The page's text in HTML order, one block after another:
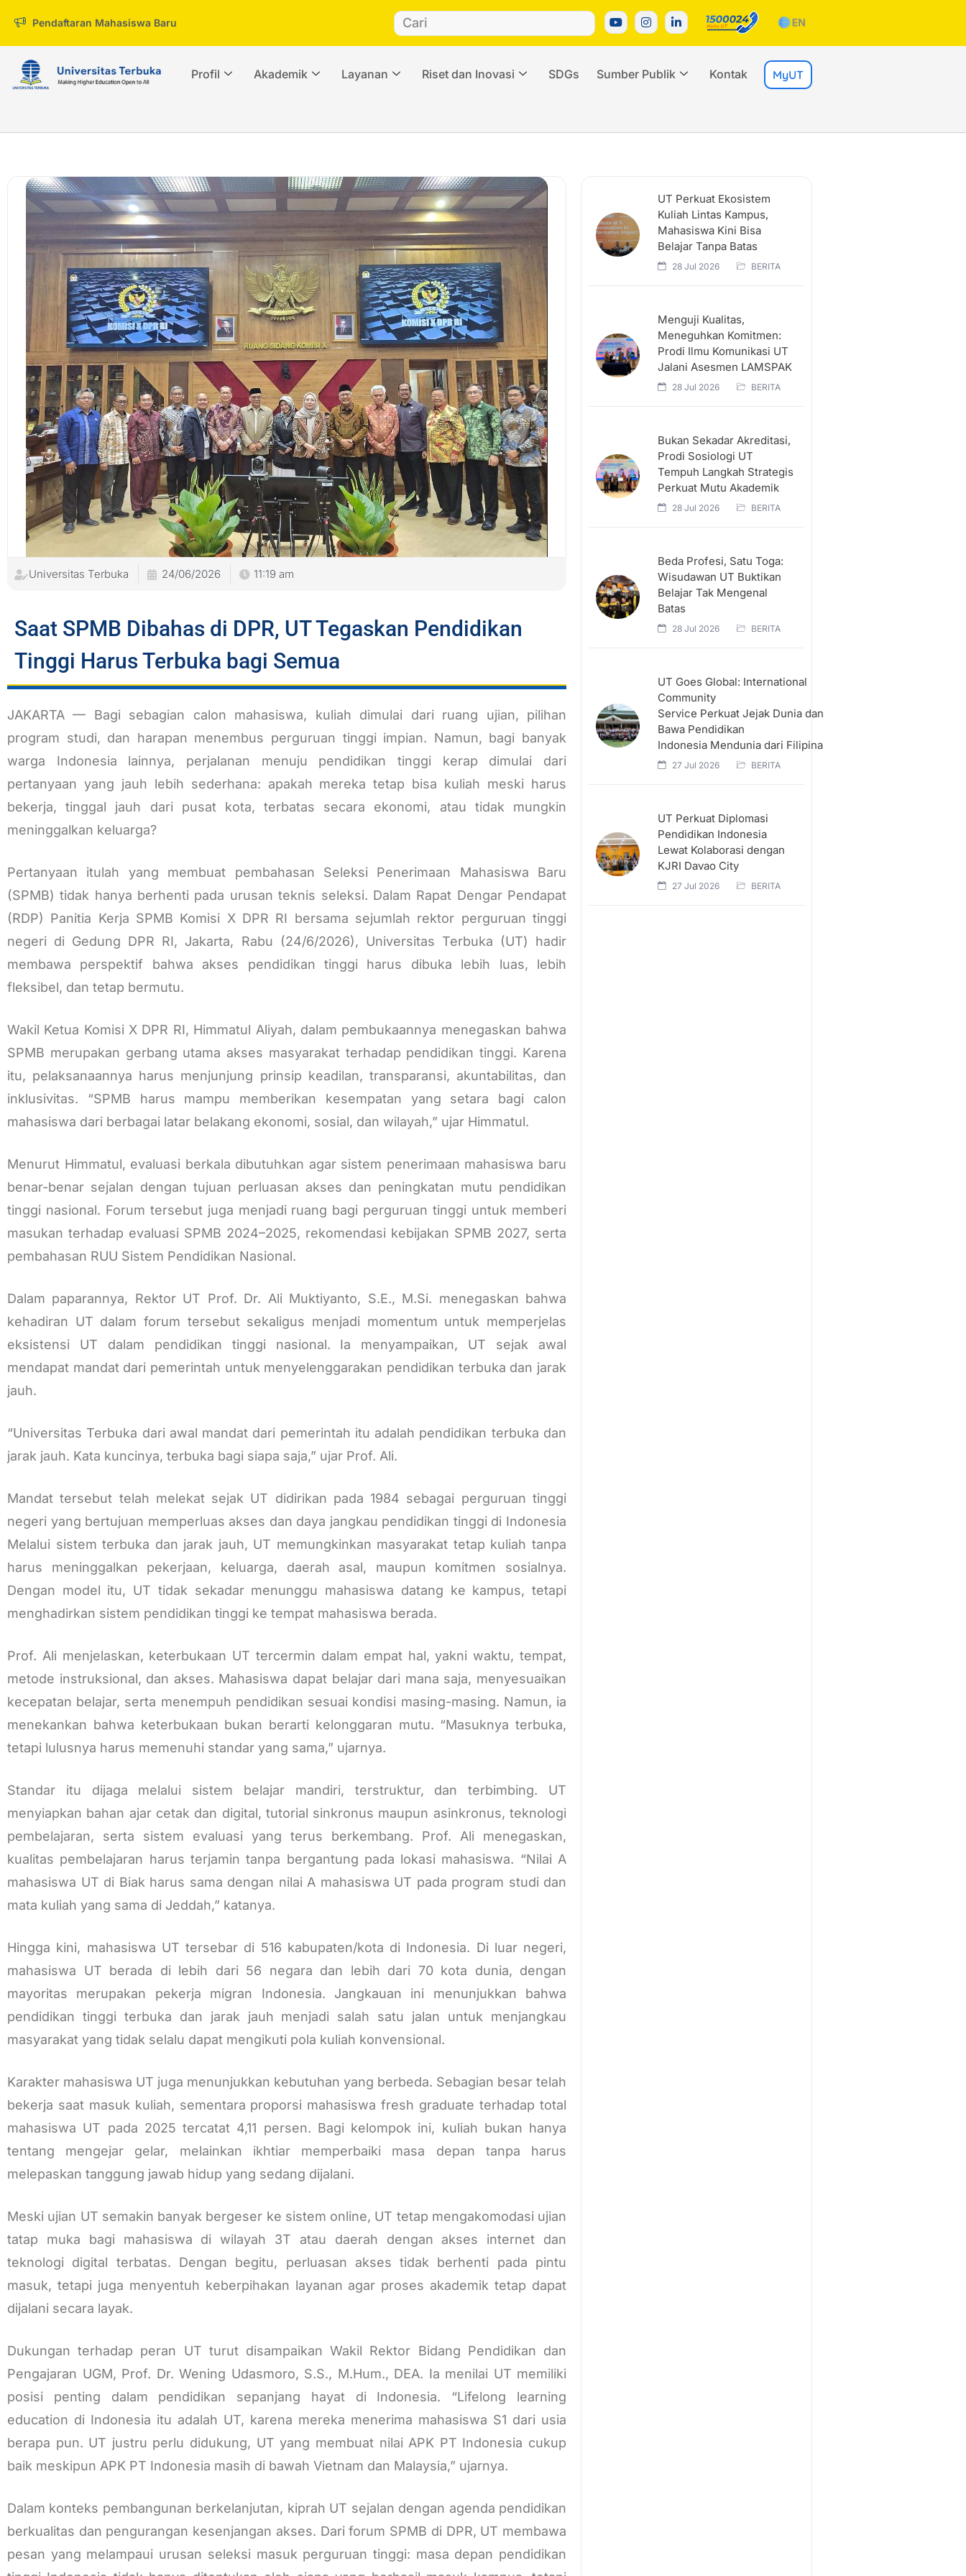
Pendaftaran Mahasiswa Baru
Profil Akademik Layanan Riset dan Inovasi SDGs Sumber Publik Kontak MyUT
Universitas Terbuka 24/06/2026 11:19 am
Saat SPMB Dibahas di DPR, UT Tegaskan Pendidikan
Tinggi Harus Terbuka bagi Semua
JAKARTA — Bagi sebagian calon mahasiswa, kuliah dimulai dari ruang ujian, pilihan
program studi, dan harapan menembus perguruan tinggi impian. Namun, bagi banyak
warga Indonesia lainnya, perjalanan menuju pendidikan tinggi kerap dimulai dari
pertanyaan yang jauh lebih sederhana: apakah mereka tetap bisa kuliah meski harus
bekerja, tinggal jauh dari pusat kota, terbatas secara ekonomi, atau tidak mungkin
meninggalkan keluarga?
Pertanyaan itulah yang membuat pembahasan Seleksi Penerimaan Mahasiswa Baru
(SPMB) tidak hanya berhenti pada urusan teknis seleksi. Dalam Rapat Dengar Pendapat
(RDP) Panitia Kerja SPMB Komisi X DPR RI bersama sejumlah rektor perguruan tinggi
negeri di Gedung DPR RI, Jakarta, Rabu (24/6/2026), Universitas Terbuka (UT) hadir
membawa perspektif bahwa akses pendidikan tinggi harus dibuka lebih luas, lebih
fleksibel, dan tetap bermutu.
Wakil Ketua Komisi X DPR RI, Himmatul Aliyah, dalam pembukaannya menegaskan bahwa
SPMB merupakan gerbang utama akses masyarakat terhadap pendidikan tinggi. Karena
itu, pelaksanaannya harus menjunjung prinsip keadilan, transparansi, akuntabilitas, dan
inklusivitas. “SPMB harus mampu memberikan kesempatan yang setara bagi calon
mahasiswa dari berbagai latar belakang ekonomi, sosial, dan wilayah,” ujar Himmatul.
Menurut Himmatul, evaluasi berkala dibutuhkan agar sistem penerimaan mahasiswa baru
benar-benar sejalan dengan tujuan perluasan akses dan peningkatan mutu pendidikan
tinggi nasional. Forum tersebut juga menjadi ruang bagi perguruan tinggi untuk memberi
masukan terhadap evaluasi SPMB 2024–2025, rekomendasi kebijakan SPMB 2027, serta
pembahasan RUU Sistem Pendidikan Nasional.
Dalam paparannya, Rektor UT Prof. Dr. Ali Muktiyanto, S.E., M.Si. menegaskan bahwa
kehadiran UT dalam forum tersebut sekaligus menjadi momentum untuk memperjelas
eksistensi UT dalam pendidikan tinggi nasional. Ia menyampaikan, UT sejak awal
mendapat mandat dari pemerintah untuk menyelenggarakan pendidikan terbuka dan jarak
jauh.
“Universitas Terbuka dari awal mandat dari pemerintah itu adalah pendidikan terbuka dan
jarak jauh. Kata kuncinya, terbuka bagi siapa saja,” ujar Prof. Ali.
Mandat tersebut telah melekat sejak UT didirikan pada 1984 sebagai perguruan tinggi
negeri yang bertujuan memperluas akses dan daya jangkau pendidikan tinggi di Indonesia
Melalui sistem terbuka dan jarak jauh, UT memungkinkan masyarakat tetap kuliah tanpa
harus meninggalkan pekerjaan, keluarga, daerah asal, maupun komitmen sosialnya.
Dengan model itu, UT tidak sekadar menunggu mahasiswa datang ke kampus, tetapi
menghadirkan sistem pendidikan tinggi ke tempat mahasiswa berada.
Prof. Ali menjelaskan, keterbukaan UT tercermin dalam empat hal, yakni waktu, tempat,
metode instruksional, dan akses. Mahasiswa dapat belajar dari mana saja, menyesuaikan
kecepatan belajar, serta menempuh pendidikan sesuai kondisi masing-masing. Namun, ia
menekankan bahwa keterbukaan bukan berarti kelonggaran mutu. “Masuknya terbuka,
tetapi lulusnya harus memenuhi standar yang sama,” ujarnya.
Standar itu dijaga melalui sistem belajar mandiri, terstruktur, dan terbimbing. UT
menyiapkan bahan ajar cetak dan digital, tutorial sinkronus maupun asinkronus, teknologi
pembelajaran, serta sistem evaluasi yang terus berkembang. Prof. Ali menegaskan,
kualitas pembelajaran harus terjamin tanpa bergantung pada lokasi mahasiswa. “Nilai A
mahasiswa UT di Biak harus sama dengan nilai A mahasiswa UT pada program studi dan
mata kuliah yang sama di Jeddah,” katanya.
Hingga kini, mahasiswa UT tersebar di 516 kabupaten/kota di Indonesia. Di luar negeri,
mahasiswa UT berada di lebih dari 56 negara dan lebih dari 70 kota dunia, dengan
mayoritas merupakan pekerja migran Indonesia. Jangkauan ini menunjukkan bahwa
pendidikan tinggi terbuka dan jarak jauh menjadi salah satu jalan untuk menjangkau
masyarakat yang tidak selalu dapat mengikuti pola kuliah konvensional.
Karakter mahasiswa UT juga menunjukkan kebutuhan yang berbeda. Sebagian besar telah
bekerja saat masuk kuliah, sementara proporsi mahasiswa fresh graduate terhadap total
mahasiswa UT pada 2025 tercatat 4,11 persen. Bagi kelompok ini, kuliah bukan hanya
tentang mengejar gelar, melainkan ikhtiar memperbaiki masa depan tanpa harus
melepaskan tanggung jawab hidup yang sedang dijalani.
Meski ujian UT semakin banyak bergeser ke sistem online, UT tetap mengakomodasi ujian
tatap muka bagi mahasiswa di wilayah 3T atau daerah dengan akses internet dan
teknologi digital terbatas. Dengan begitu, perluasan akses tidak berhenti pada pintu
masuk, tetapi juga menyentuh keberpihakan layanan agar proses akademik tetap dapat
dijalani secara layak.
Dukungan terhadap peran UT turut disampaikan Wakil Rektor Bidang Pendidikan dan
Pengajaran UGM, Prof. Dr. Wening Udasmoro, S.S., M.Hum., DEA. Ia menilai UT memiliki
posisi penting dalam pendidikan sepanjang hayat di Indonesia. “Lifelong learning
education di Indonesia itu adalah UT, karena mereka menerima mahasiswa S1 dari usia
berapa pun. UT justru perlu didukung, UT yang membuat nilai APK PT Indonesia cukup
baik meskipun APK PT Indonesia masih di bawah Vietnam dan Malaysia,” ujarnya.
Dalam konteks pembangunan berkelanjutan, kiprah UT sejalan dengan agenda pendidikan
berkualitas dan pengurangan kesenjangan akses. Dari forum SPMB di DPR, UT membawa
pesan yang melampaui urusan seleksi masuk perguruan tinggi: masa depan pendidikan
UT Perkuat Ekosistem
Kuliah Lintas Kampus,
Mahasiswa Kini Bisa
Belajar Tanpa Batas
28 Jul 2026 BERITA
Menguji Kualitas,
Meneguhkan Komitmen:
Prodi Ilmu Komunikasi UT
Jalani Asesmen LAMSPAK
28 Jul 2026 BERITA
Bukan Sekadar Akreditasi,
Prodi Sosiologi UT
Tempuh Langkah Strategis
Perkuat Mutu Akademik
28 Jul 2026 BERITA
Beda Profesi, Satu Toga:
Wisudawan UT Buktikan
Belajar Tak Mengenal
Batas
28 Jul 2026 BERITA
UT Goes Global: International
Community
Service Perkuat Jejak Dunia dan
Bawa Pendidikan
Indonesia Mendunia dari Filipina
27 Jul 2026 BERITA
UT Perkuat Diplomasi
Pendidikan Indonesia
Lewat Kolaborasi dengan
KJRI Davao City
27 Jul 2026 BERITA